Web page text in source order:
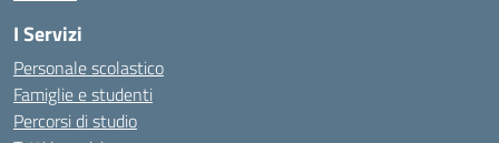
I Servizi
Personale scolastico
Famiglie e studenti
Percorsi di studio